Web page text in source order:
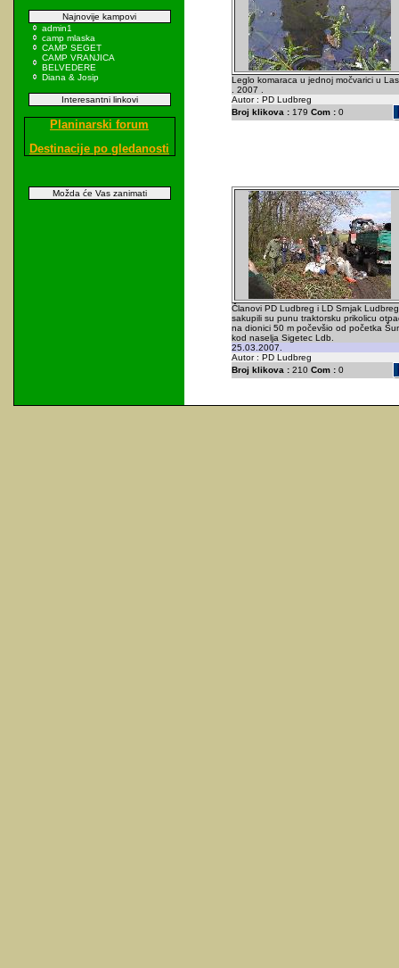
Najnovije kampovi
admin1
camp mlaska
CAMP SEGET
CAMP VRANJICA
BELVEDERE
Diana & Josip
Interesantni linkovi
Planinarski forum
Destinacije po gledanosti
Možda će Vas zanimati
Leglo komaraca u jednoj močvarici u
. 2007 .
Autor : PD Ludbreg
Broj klikova :179 Com :0
Članovi PD Ludbreg i LD Srnjak
sakupili su punu traktorsku prikolicu
na dionici 50 m počevšio od početka
kod naselja Sigetec Ldb.
25.03.2007.
Autor : PD Ludbreg
Broj klikova :210 Com :0